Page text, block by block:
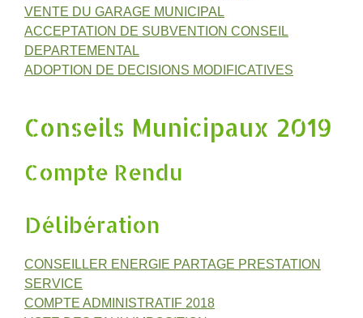
VENTE DU GARAGE MUNICIPAL
ACCEPTATION DE SUBVENTION CONSEIL
DEPARTEMENTAL
ADOPTION DE DECISIONS MODIFICATIVES
Conseils Municipaux 2019
Compte Rendu
Délibération
CONSEILLER ENERGIE PARTAGE PRESTATION
SERVICE
COMPTE ADMINISTRATIF 2018